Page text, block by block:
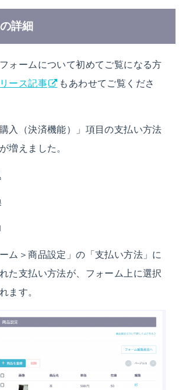
詳細
ォームについて初めてご覧になる方
ース記事
もあわせてご覧くださ
入（決済機能）」項目の支払い方法
増えました。
ム＞商品設定」の「支払い方法」に
た支払い方法が、フォーム上に選択
ます。